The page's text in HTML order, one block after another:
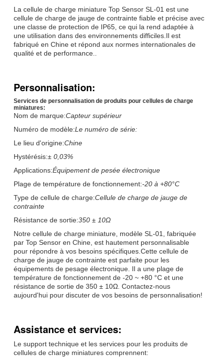
La cellule de charge miniature Top Sensor SL-01 est une
cellule de charge de jauge de contrainte fiable et précise avec
une classe de protection de IP65, ce qui la rend adaptée à
une utilisation dans des environnements difficiles.Il est
fabriqué en Chine et répond aux normes internationales de
qualité et de performance..
Personnalisation:
Services de personnalisation de produits pour cellules de charge
miniatures:
Nom de marque:Capteur supérieur
Numéro de modèle:Le numéro de série:
Le lieu d'origine:Chine
Hystérésis:± 0,03%
Applications:Équipement de pesée électronique
Plage de température de fonctionnement:-20 à +80°C
Type de cellule de charge:Cellule de charge de jauge de
contrainte
Résistance de sortie:350 ± 10Ω
Notre cellule de charge miniature, modèle SL-01, fabriquée
par Top Sensor en Chine, est hautement personnalisable
pour répondre à vos besoins spécifiques.Cette cellule de
charge de jauge de contrainte est parfaite pour les
équipements de pesage électronique. Il a une plage de
température de fonctionnement de -20 ~ +80 °C et une
résistance de sortie de 350 ± 10Ω. Contactez-nous
aujourd'hui pour discuter de vos besoins de personnalisation!
Assistance et services:
Le support technique et les services pour les produits de
cellules de charge miniatures comprennent: